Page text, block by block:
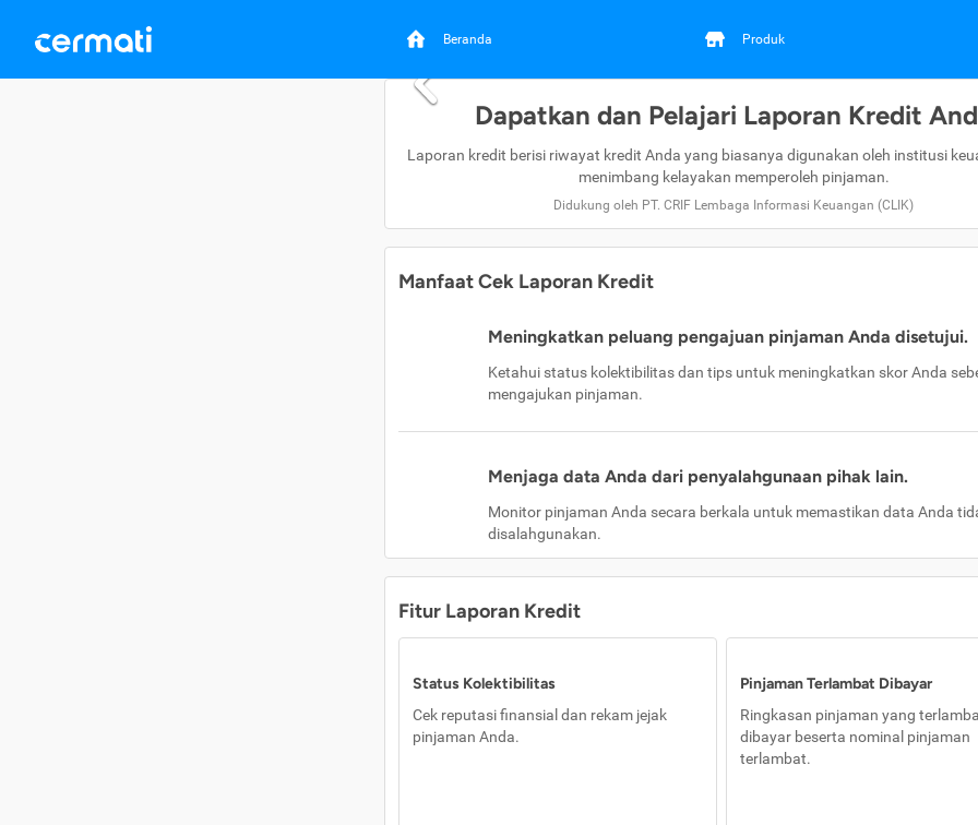
Beranda Produk
Dapatkan dan Pelajari Laporan Kredit
Laporan kredit berisi riwayat kredit Anda yang biasanya digunakan oleh institusi
menimbang kelayakan memperoleh pinjaman.
Didukung oleh PT. CRIF Lembaga Informasi Keuangan (CLIK)
Manfaat Cek Laporan Kredit
Meningkatkan peluang pengajuan pinjaman Anda disetujui.
Ketahui status kolektibilitas dan tips untuk meningkatkan skor Anda
mengajukan pinjaman.
Menjaga data Anda dari penyalahgunaan pihak lain.
Monitor pinjaman Anda secara berkala untuk memastikan data Anda
disalahgunakan.
Fitur Laporan Kredit
Status Kolektibilitas
Cek reputasi finansial dan rekam jejak
pinjaman Anda.
Pinjaman Terlambat Dibayar
Ringkasan pinjaman yang
dibayar beserta nominal pinjaman
terlambat.